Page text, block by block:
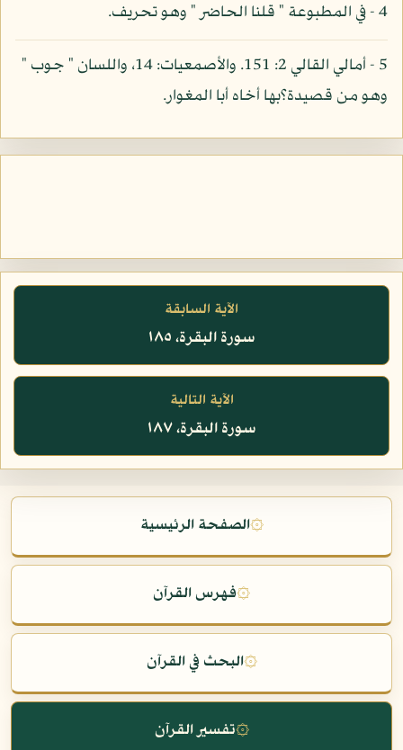
4 - في المطبوعة " قلنا الحاضر " وهو تحريف.
5 - أمالي القالي 2: 151. والأصمعيات: 14، واللسان " جوب "
وهو من قصيدة؟بها أخاه أبا المغوار.
الآية السابقة
سورة البقرة، ١٨٥
الآية التالية
سورة البقرة، ١٨٧
۞الصفحة الرئيسية
۞فهرس القرآن
۞البحث في القرآن
۞تفسير القرآن